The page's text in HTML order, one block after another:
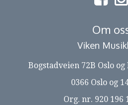
Om
Viken
Bogstadveien 72B Oslo
0366 Oslo og
Org. nr. 920 196